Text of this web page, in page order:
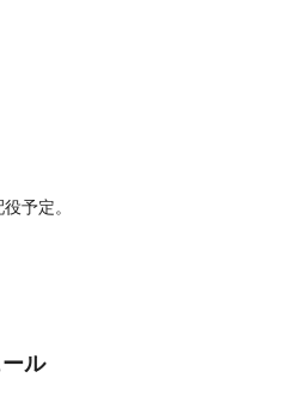
予定。
ル